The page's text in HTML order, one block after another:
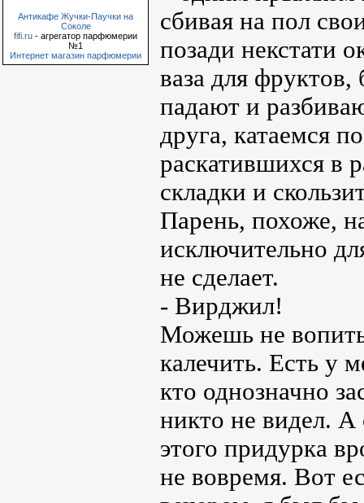
Антикафе Жучки-Паучки на
Соколе
fifi.ru - агрегатор парфюмерии
№1
Интернет магазин парфюмерии
сбивая на пол
позади некстати
ваза для
падают и
друга, катаемся
раскатившихся в
складки и
Парень, похоже,
исключительно
не сделает.
- Вирджил!
Можешь не
калечить. Есть у
кто однозначно
никто не видел. А
этого придурка
не вовремя. Вот